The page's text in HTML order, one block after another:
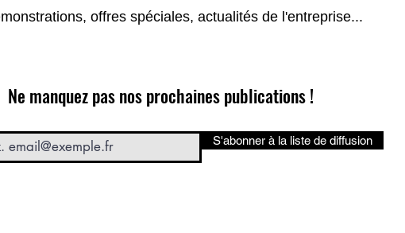
offres spéciales, actualités de l'entreprise...
Ne manquez pas nos prochaines publications !
S'abonner à la liste de diffusion